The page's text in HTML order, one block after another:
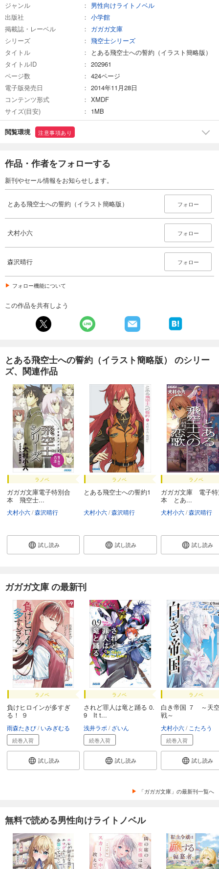
ジャンル
男性向けライトノベル
出版社
小学館
掲載誌・レーベル
ガガガ文庫
シリーズ
飛空士シリーズ
タイトル
とある飛空士への誓約（イラスト簡略版）
タイトルID
202961
ページ数
424ページ
電子版発売日
2014年11月28日
コンテンツ形式
XMDF
サイズ(目安)
1MB
閲覧環境 注意事項あり
作品・作者をフォローする
新刊やセール情報をお知らせします。
とある飛空士への誓約（イラスト簡略版） フォロー
犬村小六 フォロー
森沢晴行 フォロー
フォロー機能について
この作品を共有しよう
とある飛空士への誓約（イラスト簡略版） のシリー
ズ、関連作品
ラノベ
ガガガ文庫電子特別合
本 飛空士...
犬村小六 森沢晴行
試し読み
ラノベ
とある飛空士への誓約1
犬村小六 森沢晴行
試し読み
ラノベ
ガガガ文庫 電子特
本 とあ...
犬村小六 森沢晴行
試し読み
ガガガ文庫 の最新刊
ラノベ
負けヒロインが多すぎ
る！ ９
雨森たきび いみぎむる
続巻入荷
試し読み
ラノベ
されど罪人は竜と踊る 0.
9 It t...
浅井ラボ ざいん
続巻入荷
試し読み
ラノベ
白き帝国 ７ ～天
戦～
犬村小六 こたろう
続巻入荷
試し読み
「ガガガ文庫」の最新刊一覧へ
無料で読める男性向けライトノベル